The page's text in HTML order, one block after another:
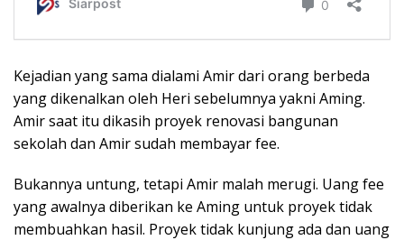
Kejadian yang sama dialami Amir dari orang berbeda
yang dikenalkan oleh Heri sebelumnya yakni Aming.
Amir saat itu dikasih proyek renovasi bangunan
sekolah dan Amir sudah membayar fee.
Bukannya untung, tetapi Amir malah merugi. Uang fee
yang awalnya diberikan ke Aming untuk proyek tidak
membuahkan hasil. Proyek tidak kunjung ada dan uang